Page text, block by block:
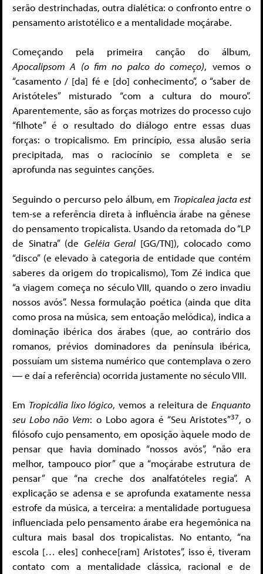
serão destrinchadas, outra dialética: o confronto entre o
pensamento aristotélico e a mentalidade moçárabe.
Começando pela primeira canção do álbum,
Apocalipsom A (o fim no palco do começo), vemos o
“casamento / [da] fé e [do] conhecimento”, o “saber de
Aristóteles” misturado “com a cultura do mouro”.
Aparentemente, são as forças motrizes do processo cujo
“filhote” é o resultado do diálogo entre essas duas
forças: o tropicalismo. Em princípio, essa alusão seria
precipitada, mas o raciocínio se completa e se
aprofunda nas seguintes canções.
Seguindo o percurso pelo álbum, em Tropicalea jacta est
tem-se a referência direta à influência árabe na gênese
do pensamento tropicalista. Usando da retomada do “LP
de Sinatra” (de Geléia Geral [GG/TN]), colocado como
“disco” (e elevado à categoria de entidade que contém
saberes da origem do tropicalismo), Tom Zé indica que
“a viagem começa no século VIII, quando o zero invadiu
nossos avós”. Nessa formulação poética (ainda que dita
como prosa na música, sem entoação melódica), indica a
dominação ibérica dos árabes (que, ao contrário dos
romanos, prévios dominadores da península ibérica,
possuíam um sistema numérico que contemplava o zero
― e daí a referência) ocorrida justamente no século VIII.
Em Tropicália lixo lógico, vemos a releitura de Enquanto
seu Lobo não Vem: o Lobo agora é “Seu Aristotes”37, o
filósofo cujo pensamento, em oposição àquele modo de
pensar que havia dominado “nossos avós”, “não era
melhor, tampouco pior” que a “moçárabe estrutura de
pensar” que “na creche dos analfatóteles regia”. A
explicação se adensa e se aprofunda exatamente nessa
estrofe da música, a terceira: a mentalidade portuguesa
influenciada pelo pensamento árabe era hegemônica na
cultura mais basal dos tropicalistas. No entanto, “na
escola [… eles] conhece[ram] Aristotes”, isso é, tiveram
contato com a mentalidade clássica, racional e de